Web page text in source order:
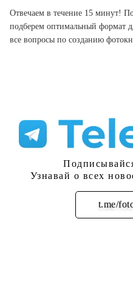
Отвечаем в течение 15 минут!
подберем оптимальный формат
все вопросы по созданию
Узнавай о всех
t.me/